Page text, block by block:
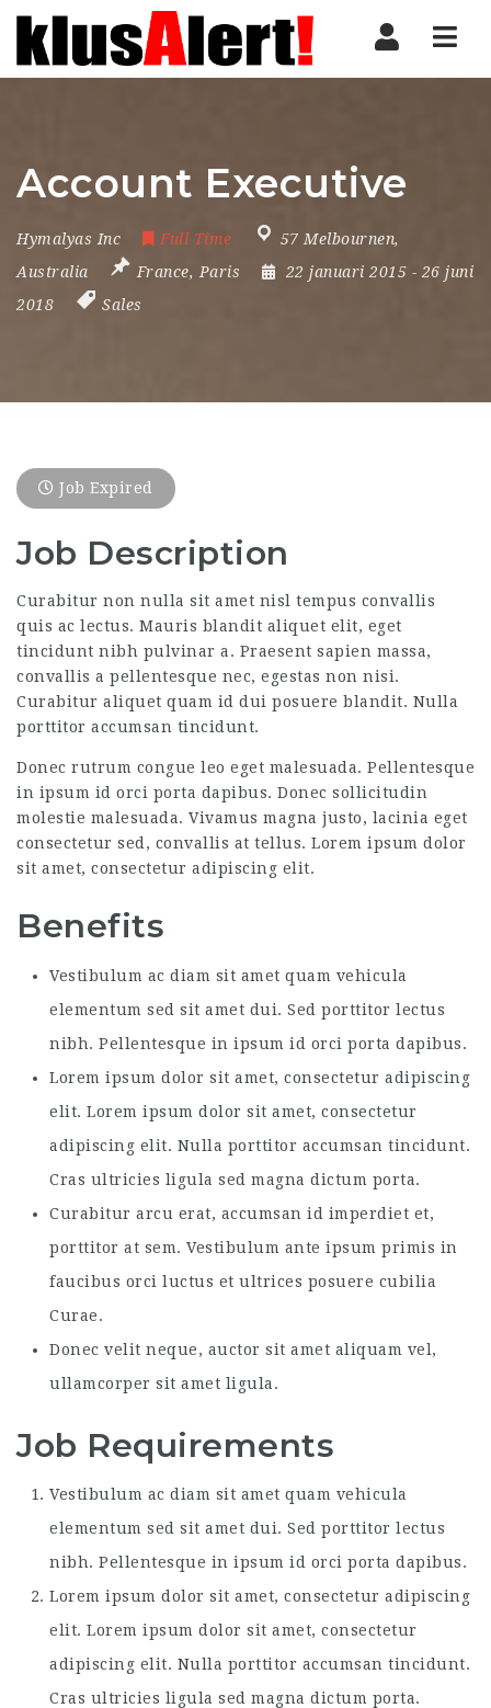
Account Executive
Hymalyas Inc Full Time 57 Melbournen,
Australia
France, Paris 22 januari 2015 - 26 juni
2018
Sales
Job Expired
Job Description
Curabitur non nulla sit amet nisl tempus convallis
quis ac lectus. Mauris blandit aliquet elit, eget
tincidunt nibh pulvinar a. Praesent sapien massa,
convallis a pellentesque nec, egestas non nisi.
Curabitur aliquet quam id dui posuere blandit. Nulla
porttitor accumsan tincidunt.
Donec rutrum congue leo eget malesuada. Pellentesque
in ipsum id orci porta dapibus. Donec sollicitudin
molestie malesuada. Vivamus magna justo, lacinia eget
consectetur sed, convallis at tellus. Lorem ipsum dolor
sit amet, consectetur adipiscing elit.
Benefits
Vestibulum ac diam sit amet quam vehicula
elementum sed sit amet dui. Sed porttitor lectus
nibh. Pellentesque in ipsum id orci porta dapibus.
Lorem ipsum dolor sit amet, consectetur adipiscing
elit. Lorem ipsum dolor sit amet, consectetur
adipiscing elit. Nulla porttitor accumsan tincidunt.
Cras ultricies ligula sed magna dictum porta.
Curabitur arcu erat, accumsan id imperdiet et,
porttitor at sem. Vestibulum ante ipsum primis in
faucibus orci luctus et ultrices posuere cubilia
Curae.
Donec velit neque, auctor sit amet aliquam vel,
ullamcorper sit amet ligula.
Job Requirements
Vestibulum ac diam sit amet quam vehicula
elementum sed sit amet dui. Sed porttitor lectus
nibh. Pellentesque in ipsum id orci porta dapibus.
Lorem ipsum dolor sit amet, consectetur adipiscing
elit. Lorem ipsum dolor sit amet, consectetur
adipiscing elit. Nulla porttitor accumsan tincidunt.
Cras ultricies ligula sed magna dictum porta.